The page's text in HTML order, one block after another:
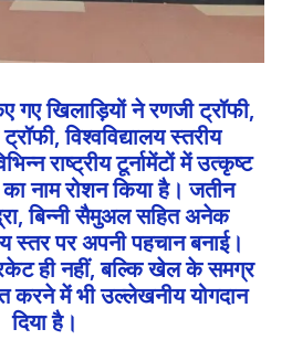
गए खिलाड़ियों ने रणजी ट्रॉफी,
विश्वविद्यालय स्तरीय
राष्ट्रीय टूर्नामेंटों में उत्कृष्ट
नाम रोशन किया है। जतीन
बिन्नी सैमुअल सहित अनेक
स्तर पर अपनी पहचान बनाई।
ही नहीं, बल्कि खेल के समग्र
करने में भी उल्लेखनीय योगदान
दिया है।